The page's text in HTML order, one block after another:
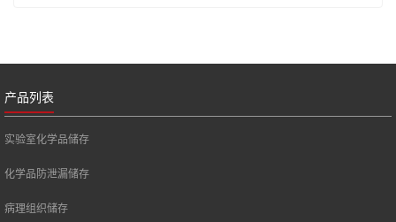
产品列表
实验室化学品储存
化学品防泄漏储存
病理组织储存